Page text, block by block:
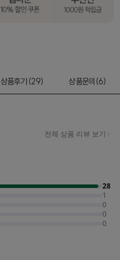
상품후기 (29) 상품문의(6)